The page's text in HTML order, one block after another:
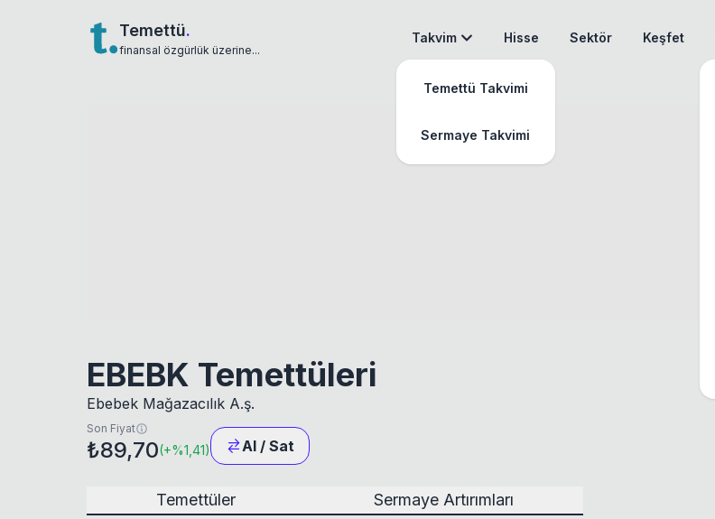
Temettü.
finansal özgürlük üzerine...
Takvim
Temettü Takvimi
Sermaye Takvimi
Hisse Sektör Keşfet
EBEBK Temettüleri
Ebebek Mağazacılık A.ş.
Son Fiyat
₺89,70(+%1,41) Al / Sat
Temettüler Sermaye Artırımları